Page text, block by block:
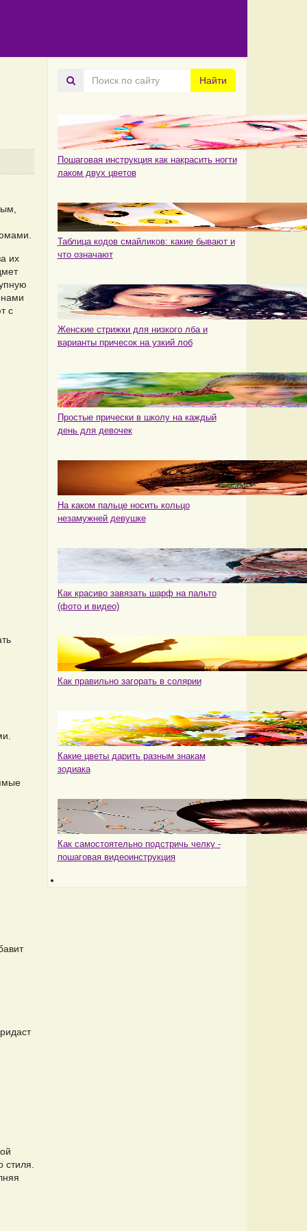
их
с
стиля.
Поиск
по
Найти
Пошаговая инструкция как накрасить ногти
лаком двух цветов
Таблица кодов смайликов: какие бывают и
что означают
Женские стрижки для низкого лба и
варианты причесок на узкий лоб
Простые прически в школу на каждый
день для девочек
На каком пальце носить кольцо
незамужней девушке
Как красиво завязать шарф на пальто
(фото и видео)
Как правильно загорать в солярии
Какие цветы дарить разным знакам
зодиака
Как самостоятельно подстричь челку -
пошаговая видеоинструкция